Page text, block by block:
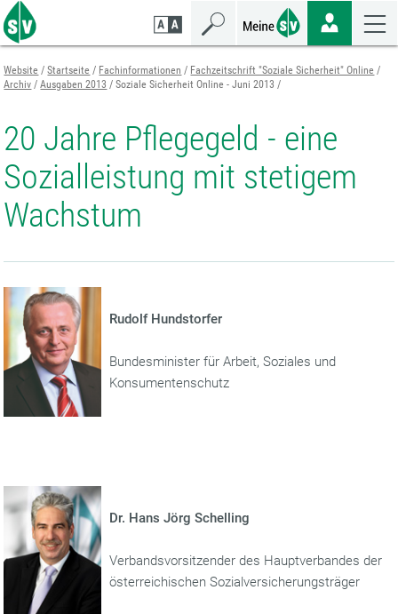
Zum
Seiteninhalt
springen
Zur
Navigation
springen
Zur
Mobilen
Navigation
springen
Website Startseite Fachinformationen
Fachzeitschrift "Soziale Sicherheit" Online
Archiv
Ausgaben 2013 Soziale Sicherheit Online - Juni 2013
20 Jahre Pflegegeld - eine
Sozialleistung mit stetigem
Wachstum
Rudolf Hundstorfer
Bundesminister für Arbeit, Soziales und
Konsumentenschutz
Dr. Hans Jörg Schelling
Verbandsvorsitzender des Hauptverbandes der
österreichischen Sozialversicherungsträger